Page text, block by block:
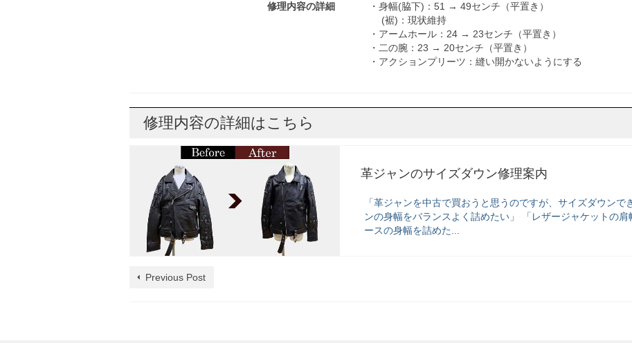
修理内容の詳細
・身幅(脇下)：51 → 49センチ（平置き）
(裾)：現状維持
・アームホール：24 → 23センチ（平置き）
・二の腕：23 → 20センチ（平置き）
・アクションプリーツ：縫い開かないようにする
修理内容の詳細はこちら
革ジャンのサイズダウン修理案内
「革ジャンを中古で買おうと思うのですが、サイズダウン
ンの身幅をバランスよく詰めたい」 「レザージャケットの
ースの身幅を詰めた...
Previous Post